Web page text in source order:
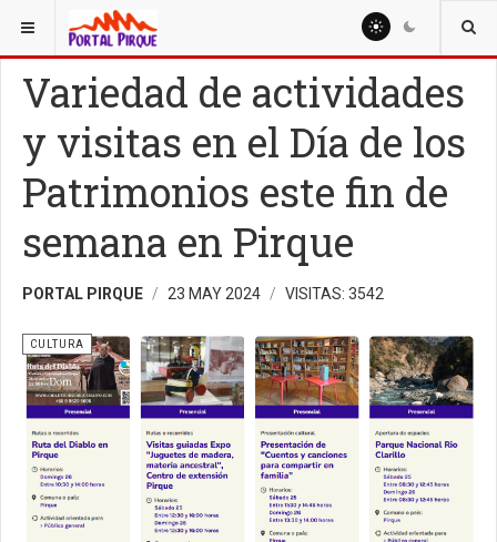
ESTÁ AQUÍ: CULTURA
Variedad de actividades
y visitas en el Día de los
Patrimonios este fin de
semana en Pirque
PORTAL PIRQUE 23 MAY 2024 VISITAS: 3542
CULTURA